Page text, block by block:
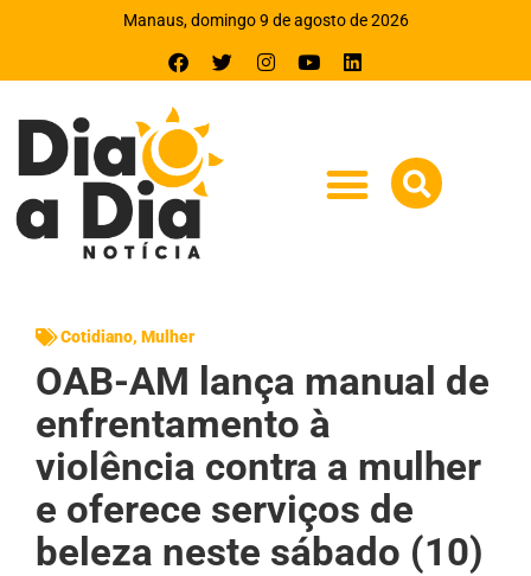
Manaus, domingo 9 de agosto de 2026
Cotidiano, Mulher
OAB-AM lança manual de
enfrentamento à
violência contra a mulher
e oferece serviços de
beleza neste sábado (10)